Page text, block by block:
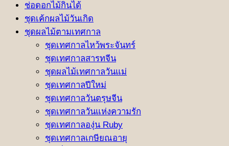
ช่อดอกไม้กินได้
ชุดเค้กผลไม้วันเกิด
ชุดผลไม้ตามเทศกาล
ชุดเทศกาลไหว้พระจันทร์
ชุดเทศกาลสารทจีน
ชุดผลไม้เทศกาลวันแม่
ชุดเทศกาลปีใหม่
ชุดเทศกาลวันตรุษจีน
ชุดเทศกาลวันแห่งความรัก
ชุดเทศกาลองุ่น Ruby
ชุดเทศกาลเกษียณอายุ